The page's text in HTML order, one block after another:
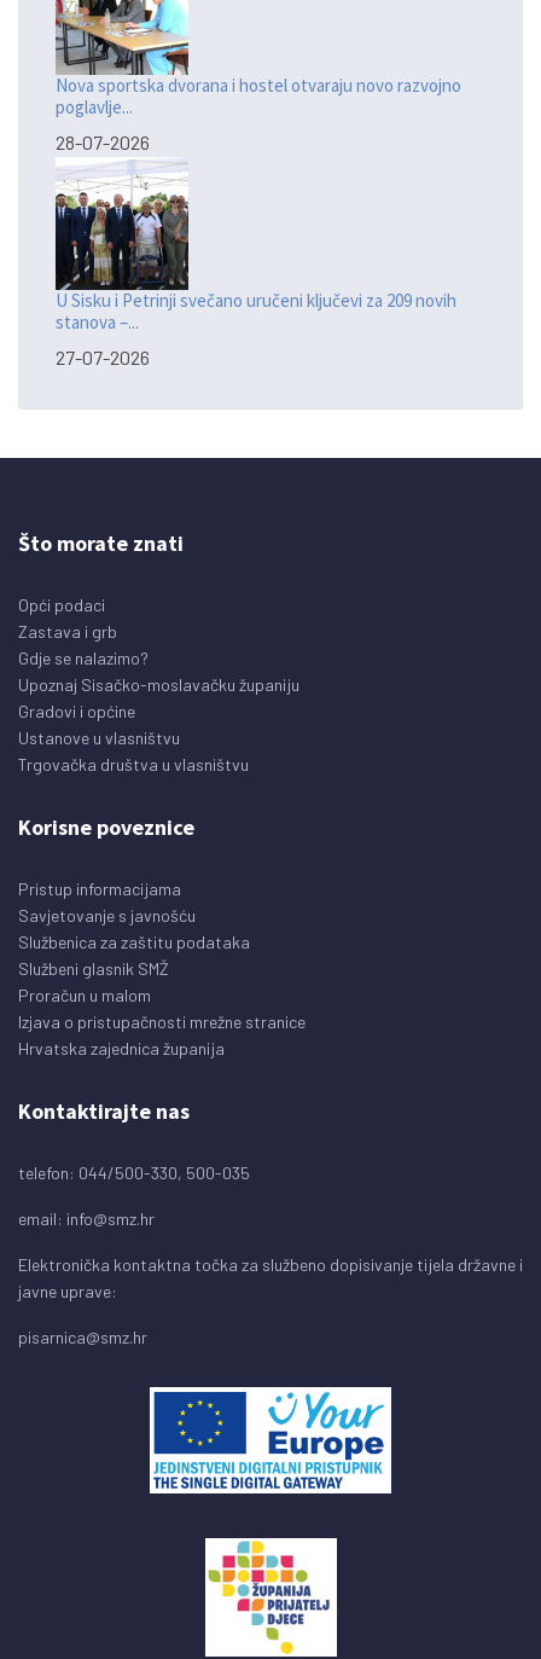
Nova sportska dvorana i hostel otvaraju novo razvojno
poglavlje...
28-07-2026
U Sisku i Petrinji svečano uručeni ključevi za 209 novih
stanova –...
27-07-2026
Što morate znati
Opći podaci
Zastava i grb
Gdje se nalazimo?
Upoznaj Sisačko-moslavačku županiju
Gradovi i općine
Ustanove u vlasništvu
Trgovačka društva u vlasništvu
Korisne poveznice
Pristup informacijama
Savjetovanje s javnošću
Službenica za zaštitu podataka
Službeni glasnik SMŽ
Proračun u malom
Izjava o pristupačnosti mrežne stranice
Hrvatska zajednica županija
Kontaktirajte nas
telefon: 044/500-330, 500-035
email: info@smz.hr
Elektronička kontaktna točka za službeno dopisivanje tijela državne i
javne uprave:
pisarnica@smz.hr